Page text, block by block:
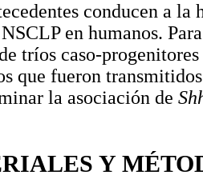
conducen a la
en humanos.
tríos caso-
que fueron
la asociación de
Y